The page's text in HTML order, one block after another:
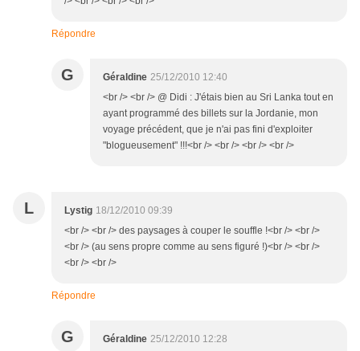
Répondre
G Géraldine 25/12/2010 12:40
<br /> <br /> @ Didi : J'étais bien au Sri Lanka tout en
ayant programmé des billets sur la Jordanie, mon
voyage précédent, que je n'ai pas fini d'exploiter
"blogueusement" !!!<br /> <br /> <br /> <br />
L Lystig 18/12/2010 09:39
<br /> <br /> des paysages à couper le souffle !<br /> <br />
<br /> (au sens propre comme au sens figuré !)<br /> <br />
<br /> <br />
Répondre
G Géraldine 25/12/2010 12:28